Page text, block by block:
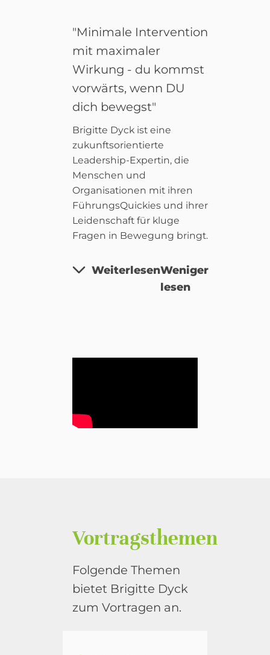
"Minimale Intervention
mit maximaler
Wirkung - du kommst
vorwärts, wenn DU
dich bewegst"
Brigitte Dyck ist eine
zukunftsorientierte
Leadership-Expertin, die
Menschen und
Organisationen mit ihren
FührungsQuickies und ihrer
Leidenschaft für kluge
Fragen in Bewegung bringt.
WeiterlesenWeniger
lesen
Vortragsthemen
Folgende Themen
bietet Brigitte Dyck
zum Vortragen an.